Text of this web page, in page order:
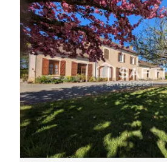
informations sur les risques
exposé sont disponibles sur le
Pour une visite: ou